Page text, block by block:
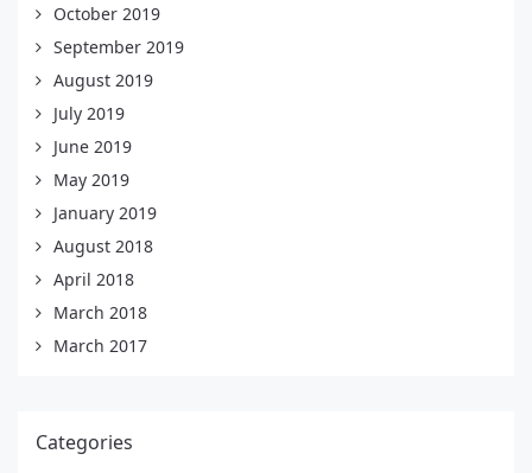
October 2019
September 2019
August 2019
July 2019
June 2019
May 2019
January 2019
August 2018
April 2018
March 2018
March 2017
Categories